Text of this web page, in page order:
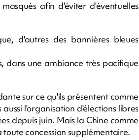
afin d'éviter d'éventuelles
d'autres des bannières bleues
dans une ambiance très pacifique
sur ce qu'ils présentent comme
l'organisation d'élections libres
depuis juin. Mais la Chine comme
concession supplémentaire.